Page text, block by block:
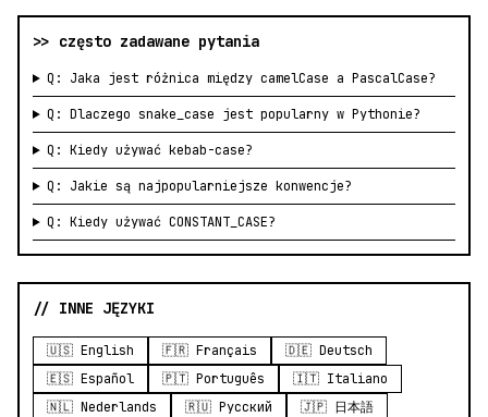
>> często zadawane pytania
Q: Jaka jest różnica między camelCase a PascalCase?
Q: Dlaczego snake_case jest popularny w Pythonie?
Q: Kiedy używać kebab-case?
Q: Jakie są najpopularniejsze konwencje?
Q: Kiedy używać CONSTANT_CASE?
// INNE JĘZYKI
🇺🇸 English 🇫🇷 Français
🇩🇪 Deutsch
🇪🇸 Español
🇵🇹 Português
🇮🇹 Italiano
🇳🇱 Nederlands
🇷🇺 Русский 🇯🇵 日本語